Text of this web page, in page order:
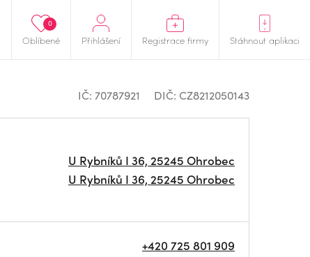
Oblíbené
0
Přihlášení Registrace firmy Stáhnout aplikaci
IČ: 70787921 DIČ: CZ8212050143
U Rybníků I 36, 25245 Ohrobec
U Rybníků I 36, 25245 Ohrobec
+420 725 801 909